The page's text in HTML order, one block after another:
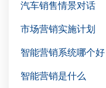
汽车销售情景对话
市场营销实施计划
智能营销系统哪个好
智能营销是什么